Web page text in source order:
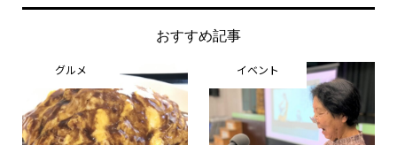
おすすめ記事
グルメ イベント